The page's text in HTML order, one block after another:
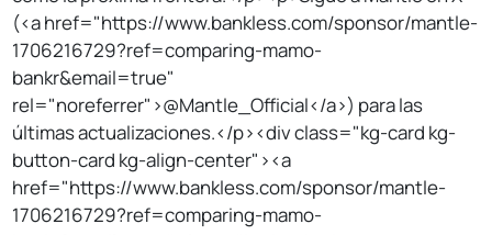
(<a href="https://www.bankless.com/sponsor/mantle-
1706216729?ref=comparing-mamo-
bankr&email=true"
rel="noreferrer">@Mantle_Official</a>) para las
últimas actualizaciones.</p><div class="kg-card kg-
button-card kg-align-center"><a
href="https://www.bankless.com/sponsor/mantle-
1706216729?ref=comparing-mamo-